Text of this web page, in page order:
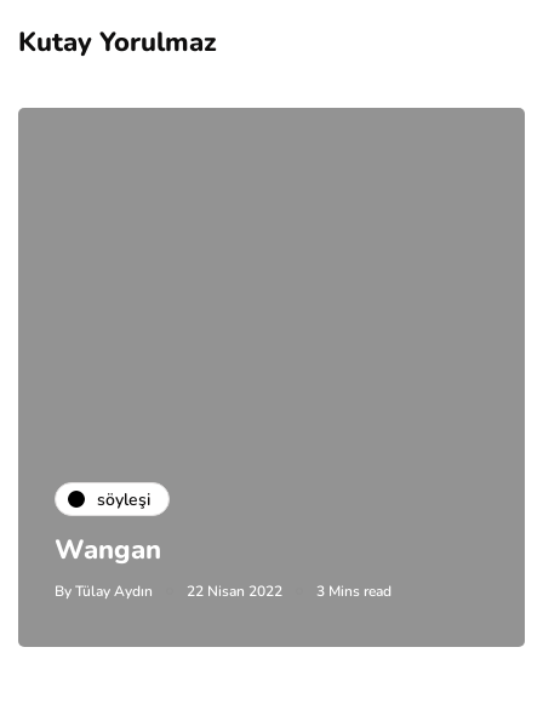
Kutay Yorulmaz
söyleşi
Wangan
ByTülay Aydın 22 Nisan 2022 3 Mins read